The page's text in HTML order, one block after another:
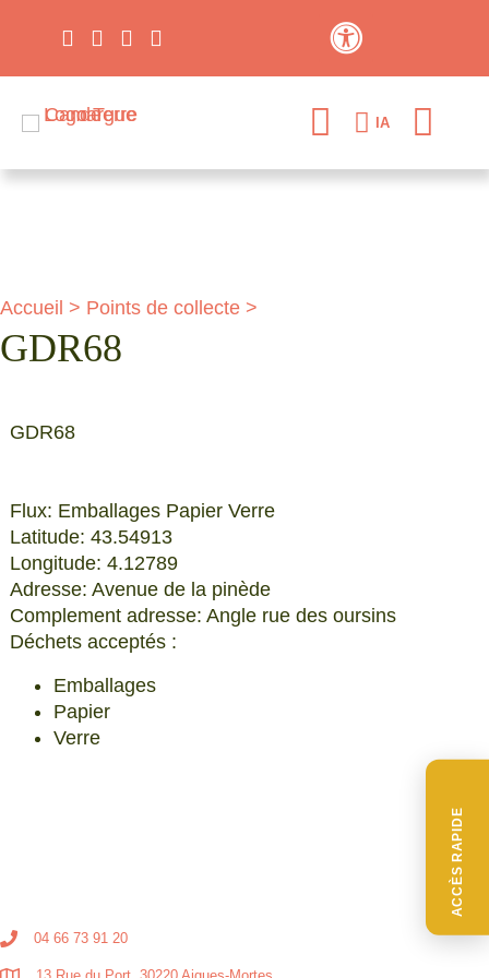
ACCÈS RAPIDE
IA
Accueil > Points de collecte >
GDR68
GDR68
Flux: Emballages Papier Verre
Latitude: 43.54913
Longitude: 4.12789
Adresse: Avenue de la pinède
Complement adresse: Angle rue des oursins
Déchets acceptés :
Emballages
Papier
Verre
04 66 73 91 20